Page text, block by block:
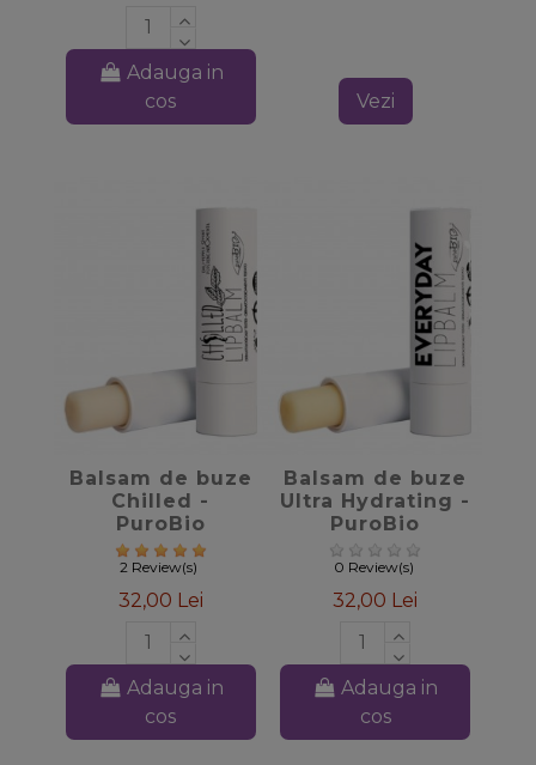
Adauga in
cos
Vezi
favorite_border
Balsam de buze
Chilled -
PuroBio
Cosmetics
2 Review(s)
32,00 Lei
Adauga in
cos
favorite_border
Balsam de buze
Ultra Hydrating -
PuroBio
Cosmetics
0 Review(s)
32,00 Lei
Adauga in
cos